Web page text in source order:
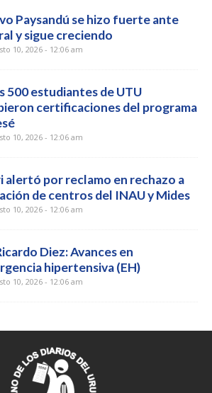
Paysandú se hizo fuerte ante
y sigue creciendo
10, 2026 - 12:06 am
500 estudiantes de UTU
certificaciones del programa
10, 2026 - 12:06 am
alertó por reclamo en rechazo a
de centros del INAU y Mides
10, 2026 - 12:06 am
Diez: Avances en
hipertensiva (EH)
10, 2026 - 12:06 am